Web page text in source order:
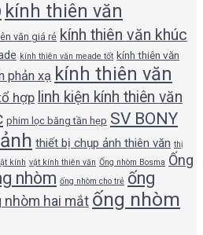
kính thiên văn
văn giá rẻ kính thiên văn khúc
kính thiên văn meade tốt kính thiên văn
phản xạ kính thiên văn
hợp linh kiện kính thiên văn
phim lọc băng tần hẹp SV BONY
thiết bị chụp ảnh thiên văn thị
kính vật kính thiên văn Ống nhòm Bosma Ống
nhòm ống nhòm cho trẻ ống
nhòm hai mắt ống nhòm